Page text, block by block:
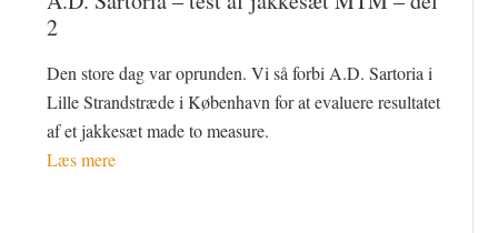
2
Den store dag var oprunden. Vi så forbi A.D. Sartoria i
Lille Strandstræde i København for at evaluere resultatet
af et jakkesæt made to measure.
Læs mere